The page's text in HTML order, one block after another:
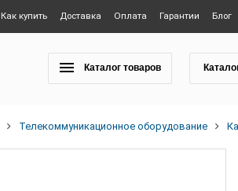
Как купить Доставка Оплата Гарантии Блог
Каталог товаров
Телекоммуникационное оборудование